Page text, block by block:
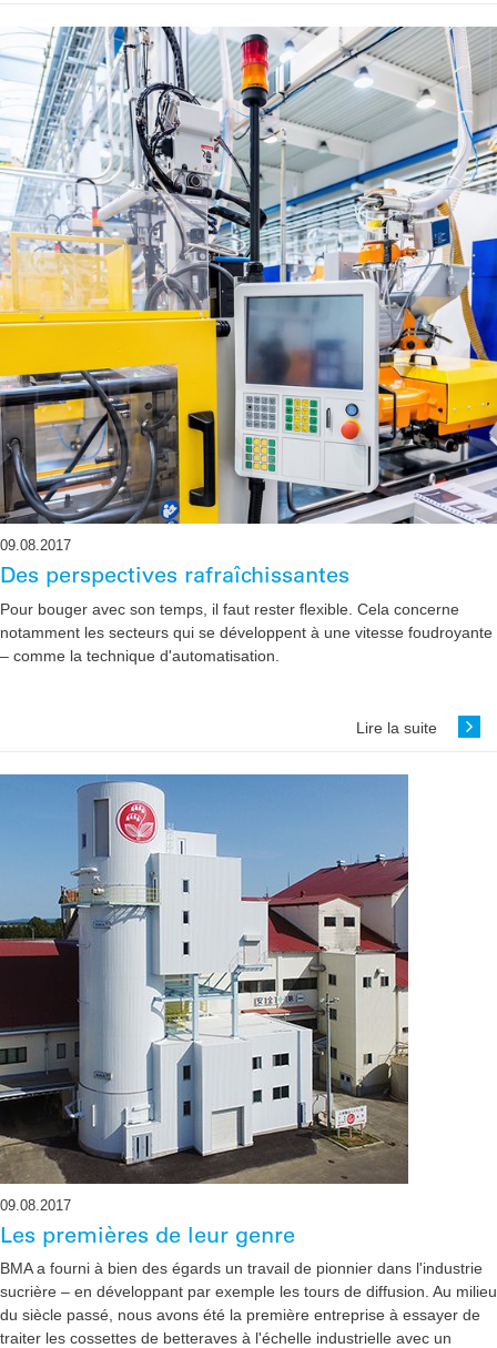
09.08.2017
Des perspectives rafraîchissantes
Pour bouger avec son temps, il faut rester flexible. Cela concerne
notamment les ­secteurs qui se développent à une vitesse foudroyante
– comme la technique ­d'automatisation.
Lire la suite
09.08.2017
Les premières de leur genre
BMA a fourni à bien des égards un travail de pionnier dans l'industrie
sucrière – en développant par exemple les tours de diffusion. Au milieu
du siècle passé, nous avons été la première entreprise à essayer de
traiter les cossettes de betteraves à l'échelle industrielle avec un